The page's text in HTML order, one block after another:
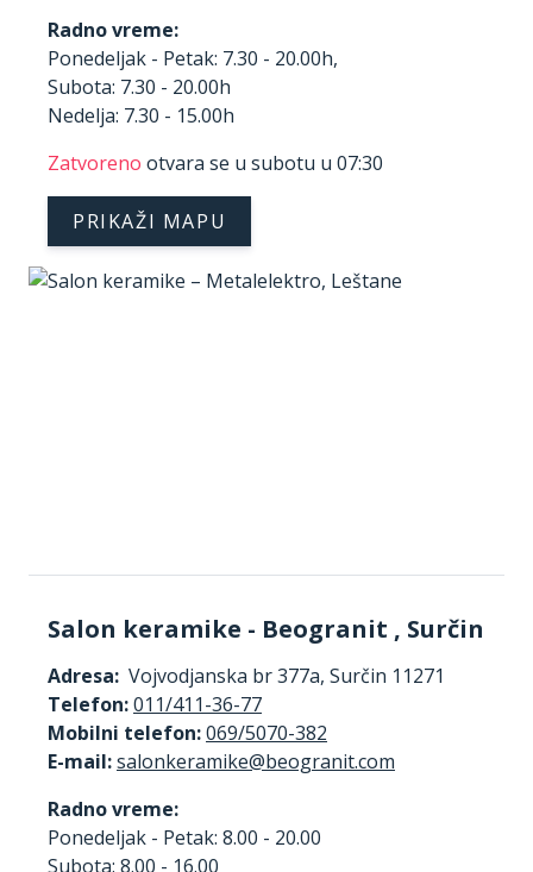
Radno vreme:
Ponedeljak - Petak: 7.30 - 20.00h,
Subota: 7.30 - 20.00h
Nedelja: 7.30 - 15.00h
Zatvoreno otvara se u subotu u 07:30
PRIKAŽI MAPU
Salon keramike - Beogranit , Surčin
Adresa: Vojvodjanska br 377a, Surčin 11271
Telefon:011/411-36-77
Mobilni telefon:069/5070-382
E-mail:
Radno vreme:
Ponedeljak - Petak: 8.00 - 20.00
Subota: 8.00 - 16.00